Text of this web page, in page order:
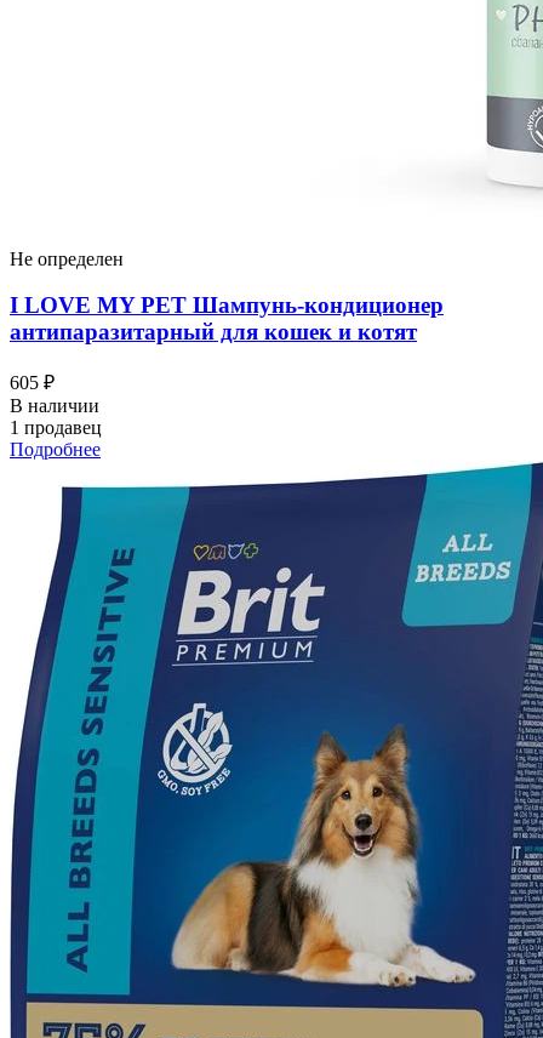
Не определен
I LOVЕ MY PET Шампунь-кондиционер
антипаразитарный для кошек и котят
605 ₽
В наличии
1 продавец
Подробнее